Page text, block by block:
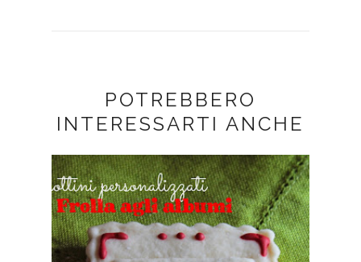
POTREBBERO
INTERESSARTI ANCHE